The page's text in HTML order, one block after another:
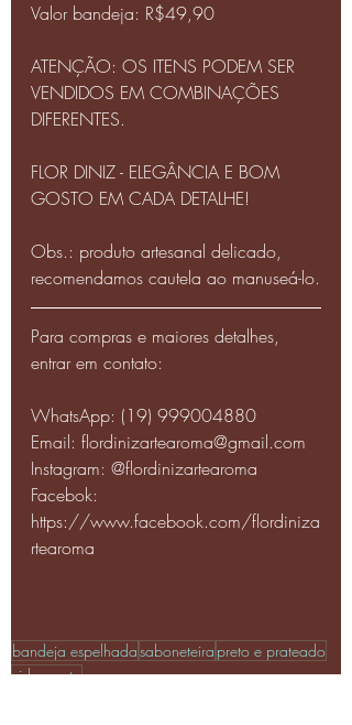
Valor bandeja: R$49,90
ATENÇÃO: OS ITENS PODEM SER
VENDIDOS EM COMBINAÇÕES
DIFERENTES.
FLOR DINIZ - ELEGÂNCIA E BOM
GOSTO EM CADA DETALHE!
Obs.: produto artesanal delicado,
recomendamos cautela ao manuseá-lo.
Para compras e maiores detalhes,
entrar em contato:
WhatsApp: (19) 999004880
Email: flordinizartearoma@gmail.com
Instagram: @flordinizartearoma
Facebok:
https://www.facebook.com/flordiniza
rtearoma
bandeja espelhadasaboneteira preto e prateado
vidro preto